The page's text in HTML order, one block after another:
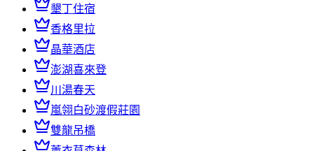
墾丁住宿
香格里拉
晶華酒店
澎湖喜來登
川湯春天
嵐翎白砂渡假莊園
雙龍吊橋